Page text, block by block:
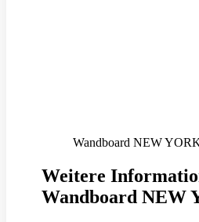
Wandboard NEW
Weitere
Wandboard NEW